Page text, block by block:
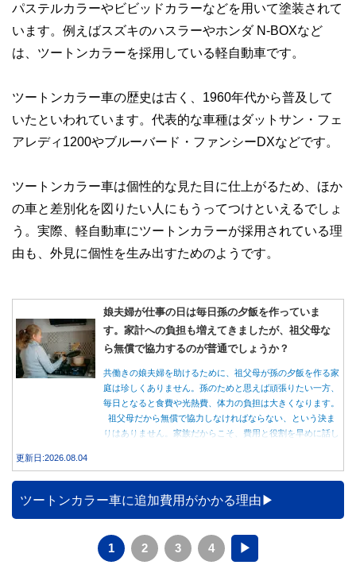
パステルカラーやビビッドカラーなどを用いて塗装されて
います。例えばスズキのハスラーやホンダ N-BOXなど
は、ツートンカラーを採用している軽自動車です。
ツートンカラー車の歴史は古く、1960年代から普及して
いたといわれています。代表的な車種はダットサン・フェ
アレディ1200やブルーバード・ファンシーDXなどです。
ツートンカラー車は個性的な見た目に仕上がるため、ほか
の車と差別化を図りたい人にもうってつけといえるでしょ
う。実際、軽自動車にツートンカラーが採用されている理
由も、外見に個性を生み出すためのようです。
娘夫婦が仕事の日は毎日孫の夕飯を作っていま
す。家計への負担も増えてきましたが、祖父母な
ら無償で協力するのが普通でしょうか？
共働きの娘夫婦を助けるために、祖父母が孫の夕飯を作る家
庭は珍しくありません。孫のためと思えば頑張りたい一方、
毎日となると食費や光熱費、体力の負担は大きくなります。
祖父母だから無償で協力しなければならない、という決ま
りはありません。家族だからこそ、費用と役割を早めに話し
更新日:2026.08.04
ツートンカラー車に追加費用がかかる理由
1 2 3 4 ▶